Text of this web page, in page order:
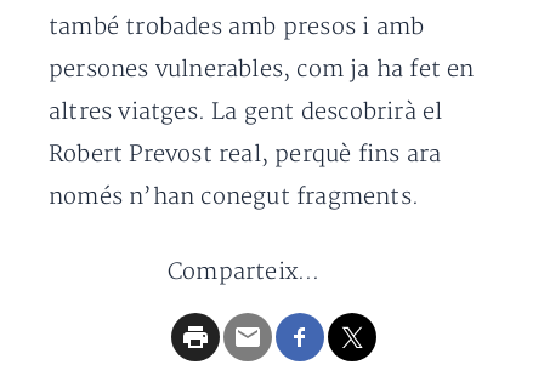
també trobades amb presos i amb
persones vulnerables, com ja ha fet en
altres viatges. La gent descobrirà el
Robert Prevost real, perquè fins ara
només n’han conegut fragments.
Comparteix...